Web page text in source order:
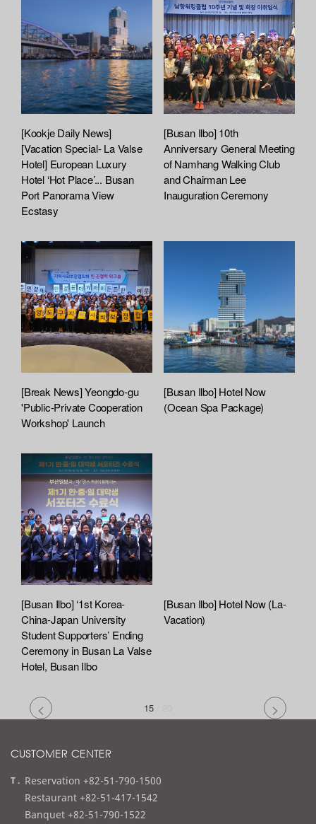
[Kookje Daily News]
[Vacation Special- La Valse
Hotel] European Luxury
Hotel ‘Hot Place’... Busan
Port Panorama View
Ecstasy
[Busan Ilbo] 10th
Anniversary General Meeting
of Namhang Walking Club
and Chairman Lee
Inauguration Ceremony
[Break News] Yeongdo-gu
'Public-Private Cooperation
Workshop' Launch
[Busan Ilbo] Hotel Now
(Ocean Spa Package)
[Busan Ilbo] ‘1st Korea-
China-Japan University
Student Supporters’ Ending
Ceremony in Busan La Valse
Hotel, Busan Ilbo
[Busan Ilbo] Hotel Now (La-
Vacation)
15
CUSTOMER CENTER
t
e
l
Reservation +82-51-790-1500
Restaurant +82-51-417-1542
Banquet +82-51-790-1522